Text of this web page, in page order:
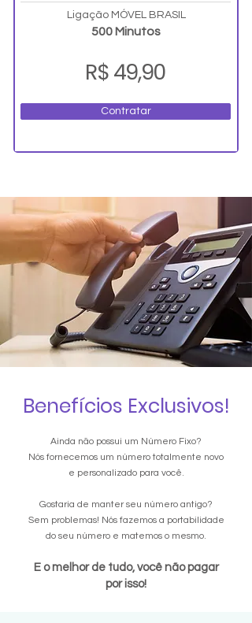
Ligação MÓVEL BRASIL
500 Minutos
R$ 49,90
Contratar
Benefícios Exclusivos!
Ainda não possui um Número Fixo?
Nós fornecemos um número totalmente novo
e personalizado para você.
Gostaria de manter seu número antigo?
Sem problemas! Nós fazemos a portabilidade
do seu número e matemos o mesmo.
E o melhor de tudo, você não pagar
por isso!